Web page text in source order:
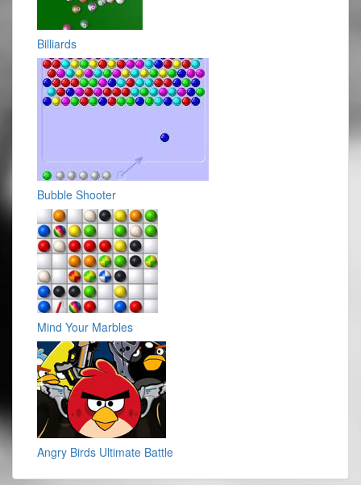
Billiards
Bubble Shooter
Mind Your Marbles
Angry Birds Ultimate Battle